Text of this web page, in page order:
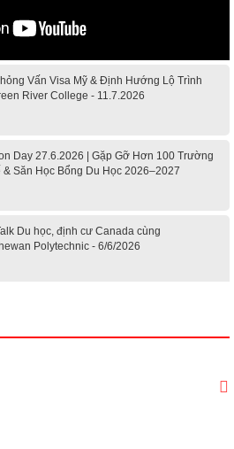
Vấn Visa Mỹ & Định Hướng Lộ Trình
River College - 11.7.2026
Day 27.6.2026 | Gặp Gỡ Hơn 100 Trường
& Săn Học Bổng Du Học 2026–2027
Du học, định cư Canada cùng
Polytechnic - 6/6/2026
du học Mỹ 18.4.2026 - Đại học Mỹ học phí
năm